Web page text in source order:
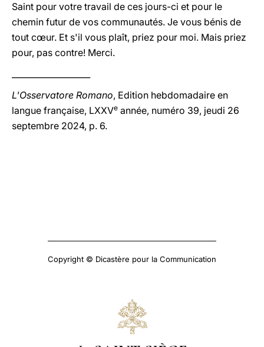
Saint pour votre travail de ces jours-ci et pour le
chemin futur de vos communautés. Je vous bénis de
tout cœur. Et s'il vous plaît, priez pour moi. Mais priez
pour, pas contre! Merci.
L'Osservatore Romano, Edition hebdomadaire en
langue française, LXXVe année, numéro 39, jeudi 26
septembre 2024, p. 6.
Copyright © Dicastère pour la Communication